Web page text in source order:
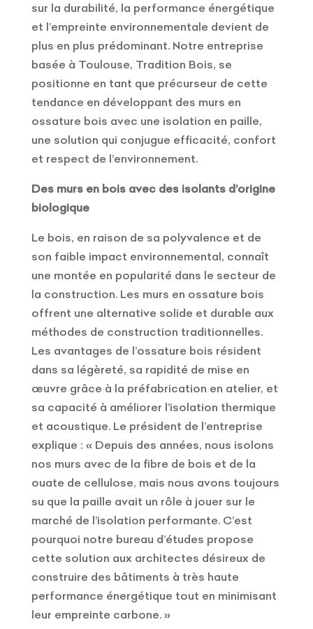
sur la durabilité, la performance énergétique
et l’empreinte environnementale devient de
plus en plus prédominant. Notre entreprise
basée à Toulouse, Tradition Bois, se
positionne en tant que précurseur de cette
tendance en développant des murs en
ossature bois avec une isolation en paille,
une solution qui conjugue efficacité, confort
et respect de l’environnement.
Des murs en bois avec des isolants d’origine
biologique
Le bois, en raison de sa polyvalence et de
son faible impact environnemental, connaît
une montée en popularité dans le secteur de
la construction. Les murs en ossature bois
offrent une alternative solide et durable aux
méthodes de construction traditionnelles.
Les avantages de l’ossature bois résident
dans sa légèreté, sa rapidité de mise en
œuvre grâce à la préfabrication en atelier, et
sa capacité à améliorer l’isolation thermique
et acoustique. Le président de l’entreprise
explique : « Depuis des années, nous isolons
nos murs avec de la fibre de bois et de la
ouate de cellulose, mais nous avons toujours
su que la paille avait un rôle à jouer sur le
marché de l’isolation performante. C’est
pourquoi notre bureau d’études propose
cette solution aux architectes désireux de
construire des bâtiments à très haute
performance énergétique tout en minimisant
leur empreinte carbone. »